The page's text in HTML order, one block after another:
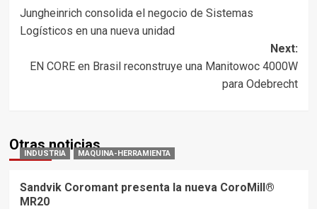
navigation
Jungheinrich consolida el negocio de Sistemas
Logísticos en una nueva unidad
Next:
EN CORE en Brasil reconstruye una Manitowoc 4000W
para Odebrecht
Otras noticias
INDUSTRIA MAQUINA-HERRAMIENTA
Sandvik Coromant presenta la nueva CoroMill®
MR20